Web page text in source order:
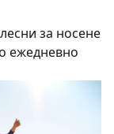
за носене
ежедневно